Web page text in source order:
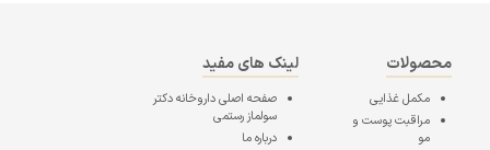
محصولات
مکمل غذایی
مراقبت پوست و
مو
لینک های مفید
صفحه اصلیداروخانه دکتر
سولماز رستمی
درباره ما